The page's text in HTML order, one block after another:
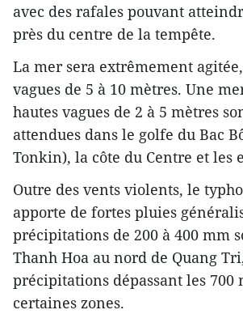
avec des rafales pouvant
près du centre de la tempête.
La mer sera extrêmement
vagues de 5 à 10 mètres. Une
hautes vagues de 2 à 5 mètres
attendues dans le golfe du Bac
Tonkin), la côte du Centre et les
Outre des vents violents, le
apporte de fortes pluies
précipitations de 200 à 400 mm
Thanh Hoa au nord de Quang
précipitations dépassant les 700
certaines zones.